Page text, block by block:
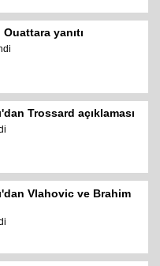
yanıtı
Trossard açıklaması
Vlahovic ve Brahim